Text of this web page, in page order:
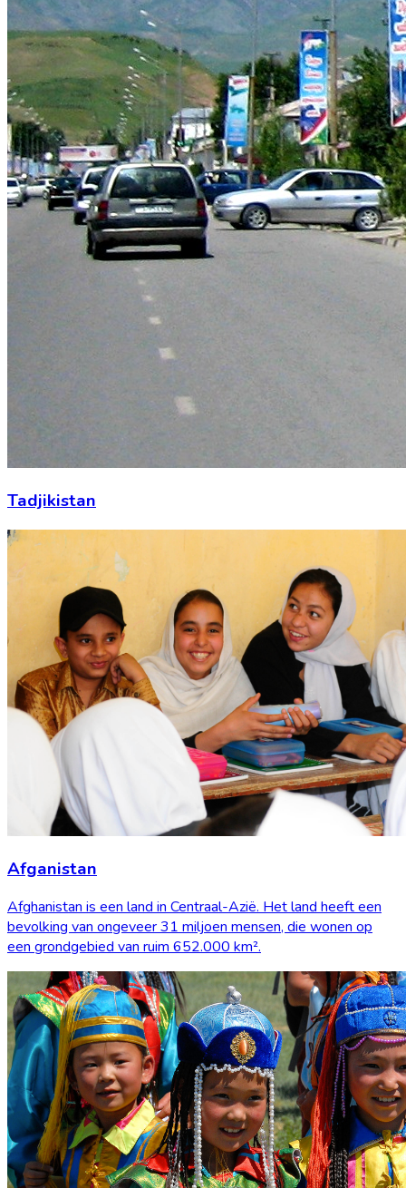
Tadjikistan
Afganistan
Afghanistan is een land in Centraal-Azië. Het land heeft een
bevolking van ongeveer 31 miljoen mensen, die wonen op
een grondgebied van ruim 652.000 km².